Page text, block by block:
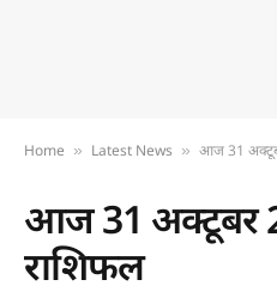
Home » Latest News » आज 31
आज 31 अक्टूबर
राशिफल